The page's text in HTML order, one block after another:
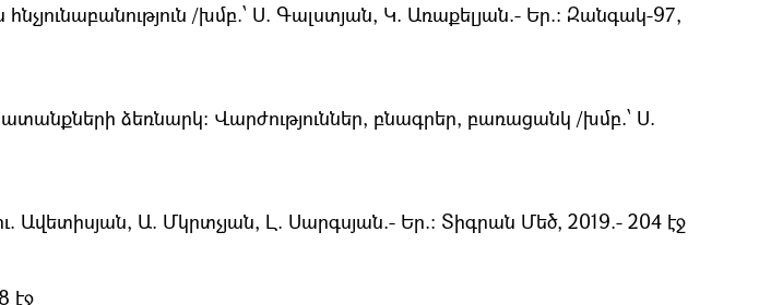
/խմբ.՝ Ս. Գալստյան, Կ. Առաքելյան.- Եր.։ Զանգակ-97,
ձեռնարկ։ Վարժություններ, բնագրեր, բառացանկ /խմբ.՝ Ս.
Ավետիսյան, Ա. Մկրտչյան, Լ. Սարգսյան.- Եր.: Տիգրան Մեծ, 2019.- 204 էջ
էջ